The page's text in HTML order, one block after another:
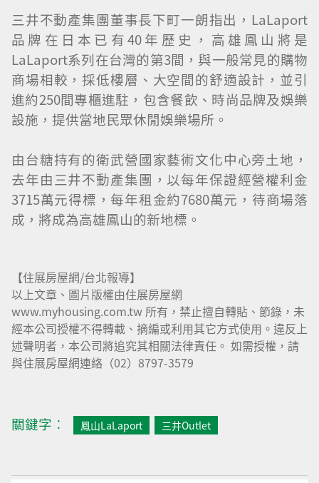
三井不動產集團董事長下町一朗指出，LaLaport
品牌在日本已有40年歷史，高雄鳳山將是
LaLaport系列在台灣的第3間，與一般常見的購物
商場相較，採低樓層、大空間的舒適設計，並引
進約250間專櫃進駐，包含餐飲、時尚品牌及娛樂
設施，提供當地民眾休閒娛樂場所。
由台糖持有的衛武營國家藝術文化中心旁土地，
去年由三井不動產集團，以每年保證經營權利金
3715萬元得標，每年租金約7680萬元，待商場落
成，將成為高雄鳳山的新地標。
【住展房屋網/台北報導】
以上文章、圖片版權由住展房屋網
www.myhousing.com.tw 所有，禁止擅自轉貼、節錄，未
經本公司授權不得轉載、摘編或利用其它方式使用。違反上
述聲明者，本公司將追究其相關法律責任。 如需授權，請
與住展房屋網連絡（02）8797-3579
關鍵字︰ 鳳山LaLaport 三井Outlet